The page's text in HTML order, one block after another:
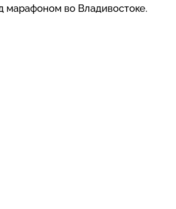
марафоном во Владивостоке.